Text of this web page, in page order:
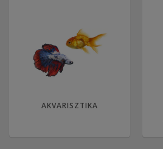
AKVARISZTIKA